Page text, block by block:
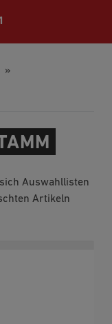
»
Auswahllisten
Artikeln